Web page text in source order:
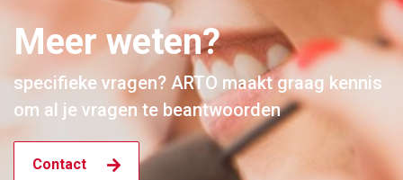
Meer weten?
specifieke vragen? ARTO maakt graag kennis
om al je vragen te beantwoorden
Contact